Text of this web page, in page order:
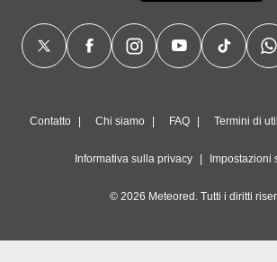
Contatto Chi siamo FAQ Termini di
Informativa sulla privacy Impostazioni
© 2026 Meteored. Tutti i diritti